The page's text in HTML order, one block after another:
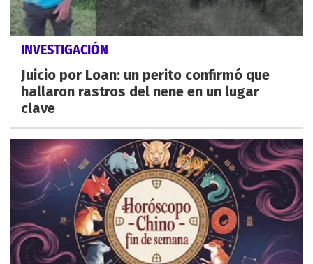
INVESTIGACIÓN
Juicio por Loan: un perito confirmó que
hallaron rastros del nene en un lugar
clave